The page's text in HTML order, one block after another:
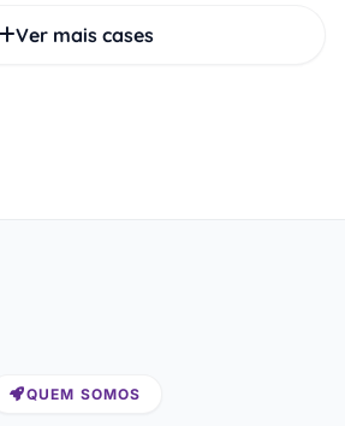
Ver mais cases
QUEM SOMOS